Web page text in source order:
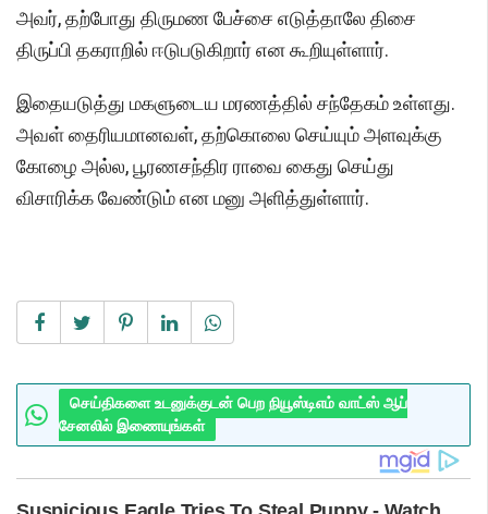
அவர், தற்போது திருமண பேச்சை எடுத்தாலே திசை
திருப்பி தகராறில் ஈடுபடுகிறார் என கூறியுள்ளார்.
இதையடுத்து மகளுடைய மரணத்தில் சந்தேகம் உள்ளது.
அவள் தைரியமானவள், தற்கொலை செய்யும் அளவுக்கு
கோழை அல்ல, பூரணசந்திர ராவை கைது செய்து
விசாரிக்க வேண்டும் என மனு அளித்துள்ளார்.
செய்திகளை உடனுக்குடன் பெற நியூஸ்டிஎம் வாட்ஸ் ஆப்
சேனலில் இணையுங்கள்